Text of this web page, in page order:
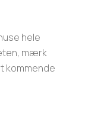
hele
mærk
kommende